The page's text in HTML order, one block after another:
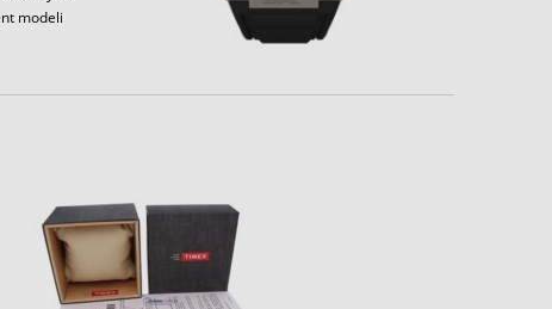
modeli